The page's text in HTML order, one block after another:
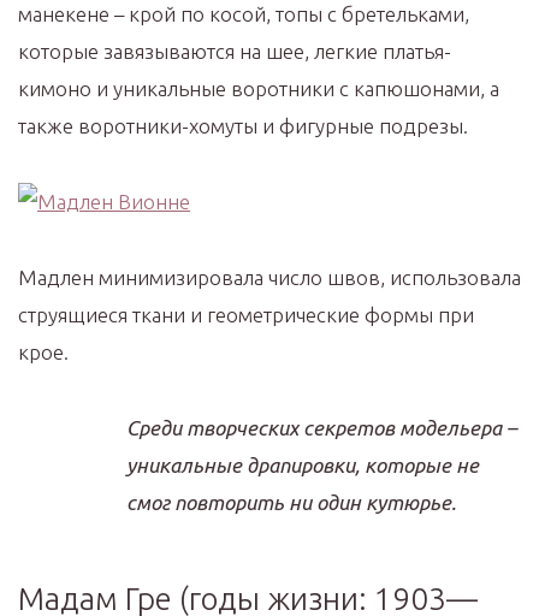
манекене – крой по косой, топы с бретельками,
которые завязываются на шее, легкие платья-
кимоно и уникальные воротники с капюшонами, а
также воротники-хомуты и фигурные подрезы.
Мадлен минимизировала число швов, использовала
струящиеся ткани и геометрические формы при
крое.
Среди творческих секретов модельера –
уникальные драпировки, которые не
смог повторить ни один кутюрье.
Мадам Гре (годы жизни: 1903—